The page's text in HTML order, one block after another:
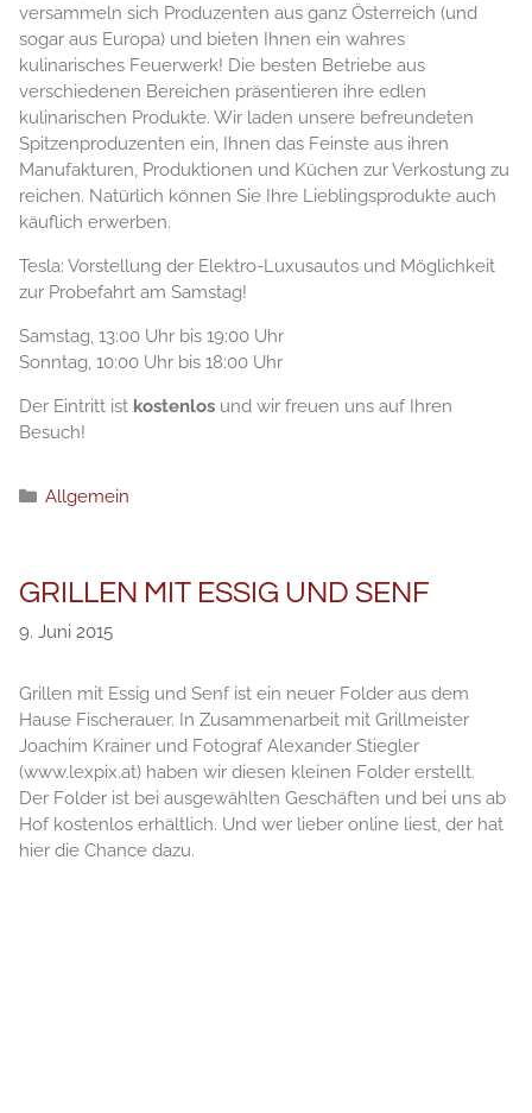
versammeln sich Produzenten aus ganz Österreich (und
sogar aus Europa) und bieten Ihnen ein wahres
kulinarisches Feuerwerk! Die besten Betriebe aus
verschiedenen Bereichen präsentieren ihre edlen
kulinarischen Produkte. Wir laden unsere befreundeten
Spitzenproduzenten ein, Ihnen das Feinste aus ihren
Manufakturen, Produktionen und Küchen zur Verkostung zu
reichen. Natürlich können Sie Ihre Lieblingsprodukte auch
käuflich erwerben.
Tesla: Vorstellung der Elektro-Luxusautos und Möglichkeit
zur Probefahrt am Samstag!
Samstag, 13:00 Uhr bis 19:00 Uhr
Sonntag, 10:00 Uhr bis 18:00 Uhr
Der Eintritt ist kostenlos und wir freuen uns auf Ihren
Besuch!
Kategorien
Allgemein
GRILLEN MIT ESSIG UND SENF
9. Juni 2015
Grillen mit Essig und Senf ist ein neuer Folder aus dem
Hause Fischerauer. In Zusammenarbeit mit Grillmeister
Joachim Krainer und Fotograf Alexander Stiegler
(www.lexpix.at) haben wir diesen kleinen Folder erstellt.
Der Folder ist bei ausgewählten Geschäften und bei uns ab
Hof kostenlos erhältlich. Und wer lieber online liest, der hat
hier die Chance dazu.